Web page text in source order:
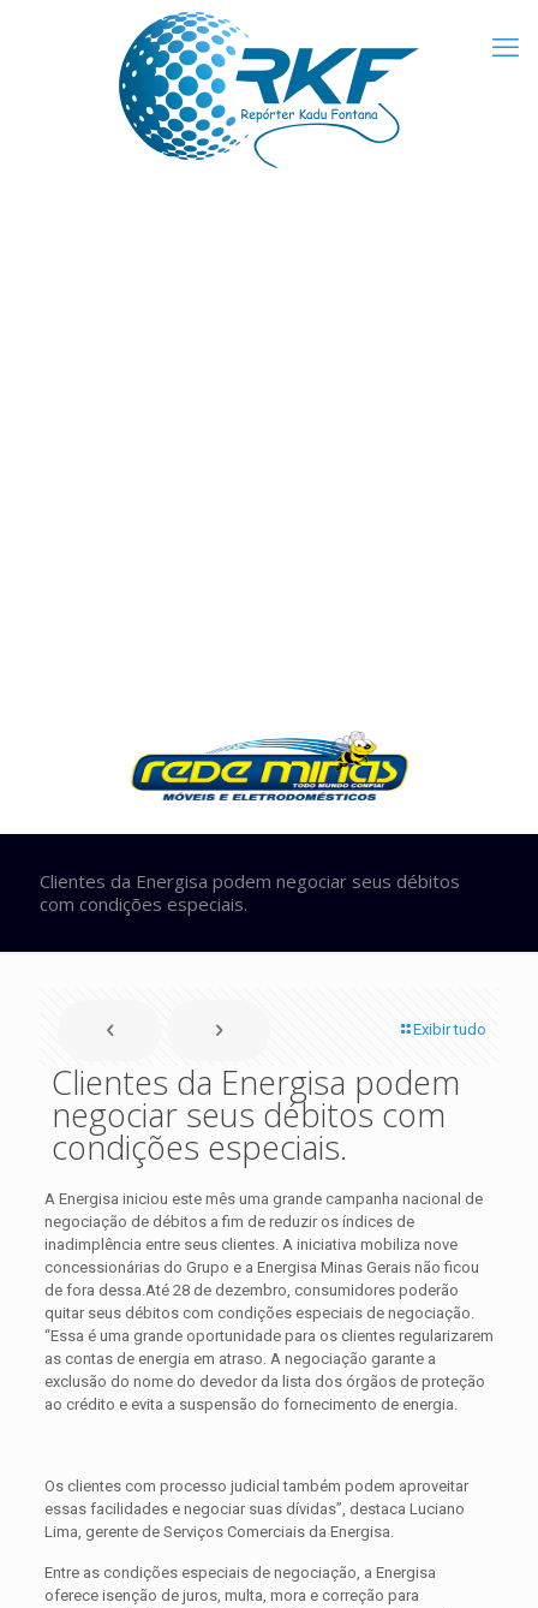
Clientes da Energisa podem negociar seus débitos
com condições especiais.
Exibir tudo
Clientes da Energisa podem
negociar seus débitos com
condições especiais.
A Energisa iniciou este mês uma grande campanha nacional de
negociação de débitos a fim de reduzir os índices de
inadimplência entre seus clientes. A iniciativa mobiliza nove
concessionárias do Grupo e a Energisa Minas Gerais não ficou
de fora dessa.Até 28 de dezembro, consumidores poderão
quitar seus débitos com condições especiais de negociação.
“Essa é uma grande oportunidade para os clientes regularizarem
as contas de energia em atraso. A negociação garante a
exclusão do nome do devedor da lista dos órgãos de proteção
ao crédito e evita a suspensão do fornecimento de energia.
Os clientes com processo judicial também podem aproveitar
essas facilidades e negociar suas dívidas”, destaca Luciano
Lima, gerente de Serviços Comerciais da Energisa.
Entre as condições especiais de negociação, a Energisa
oferece isenção de juros, multa, mora e correção para